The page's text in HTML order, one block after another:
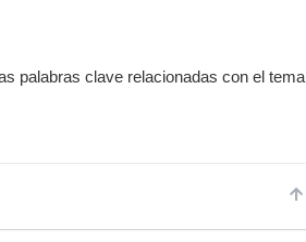
palabras clave relacionadas con el tema